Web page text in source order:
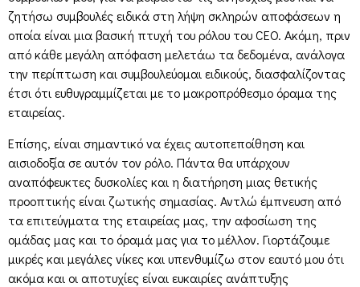
ζητήσω συμβουλές ειδικά στη λήψη σκληρών αποφάσεων η
οποία είναι μια βασική πτυχή του ρόλου του CEO. Ακόμη, πριν
από κάθε μεγάλη απόφαση μελετάω τα δεδομένα, ανάλογα
την περίπτωση και συμβουλεύομαι ειδικούς, διασφαλίζοντας
έτσι ότι ευθυγραμμίζεται με το μακροπρόθεσμο όραμα της
εταιρείας.
Επίσης, είναι σημαντικό να έχεις αυτοπεποίθηση και
αισιοδοξία σε αυτόν τον ρόλο. Πάντα θα υπάρχουν
αναπόφευκτες δυσκολίες και η διατήρηση μιας θετικής
προοπτικής είναι ζωτικής σημασίας. Αντλώ έμπνευση από
τα επιτεύγματα της εταιρείας μας, την αφοσίωση της
ομάδας μας και το όραμά μας για το μέλλον. Γιορτάζουμε
μικρές και μεγάλες νίκες και υπενθυμίζω στον εαυτό μου ότι
ακόμα και οι αποτυχίες είναι ευκαιρίες ανάπτυξης